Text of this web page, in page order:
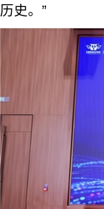
历史。”